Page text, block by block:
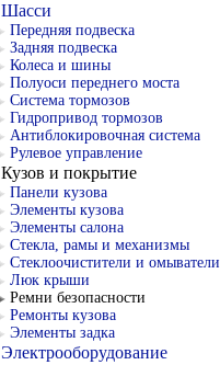
Шасси
Передняя подвеска
Задняя подвеска
Колеса и шины
Полуоси переднего моста
Система тормозов
Гидропривод тормозов
Антиблокировочная система
Рулевое управление
Кузов и покрытие
Панели кузова
Элементы кузова
Элементы салона
Стекла, рамы и механизмы
Стеклоочистители и омыватели
Люк крыши
Ремни безопасности
Ремонты кузова
Элементы задка
Электрооборудование